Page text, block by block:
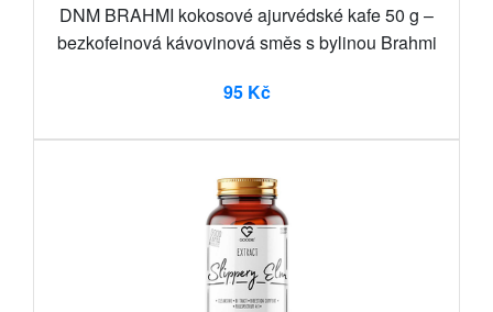
DNM BRAHMI kokosové ajurvédské kafe 50 g –
bezkofeinová kávovinová směs s bylinou Brahmi
95 Kč